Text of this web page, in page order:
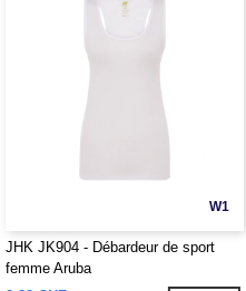
W1
JHK JK904 - Débardeur de sport
femme Aruba